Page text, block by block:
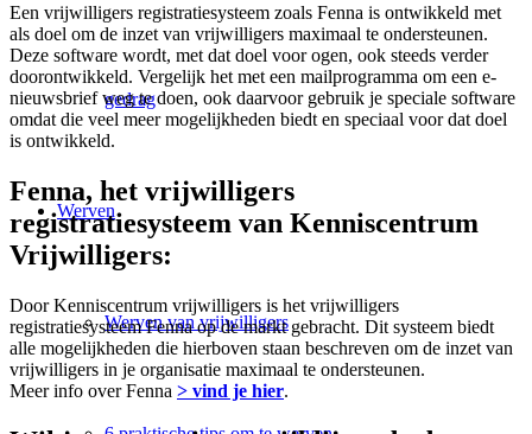
gedrag
Werven
Werven van vrijwilligers
Een vrijwilligers registratiesysteem zoals Fenna is ontwikkeld met
als doel om de inzet van vrijwilligers maximaal te ondersteunen.
Deze software wordt, met dat doel voor ogen, ook steeds verder
doorontwikkeld. Vergelijk het met een mailprogramma om een e-
nieuwsbrief weg te doen, ook daarvoor gebruik je speciale software
omdat die veel meer mogelijkheden biedt en speciaal voor dat doel
is ontwikkeld.
Fenna, het vrijwilligers
registratiesysteem van Kenniscentrum
Vrijwilligers:
Door Kenniscentrum vrijwilligers is het vrijwilligers
registratiesysteem Fenna op de markt gebracht. Dit systeem biedt
alle mogelijkheden die hierboven staan beschreven om de inzet van
vrijwilligers in je organisatie maximaal te ondersteunen.
Meer info over Fenna > vind je hier.